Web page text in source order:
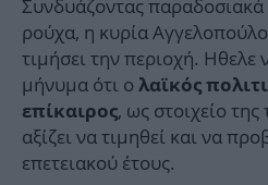
Συνδυάζοντας
ρούχα, η κυρία
τιμήσει την περιοχή. Ηθελε
μήνυμα ότι ο λαϊκός
επίκαιρος, ως στοιχείο
αξίζει να τιμηθεί και να
επετειακού έτους.